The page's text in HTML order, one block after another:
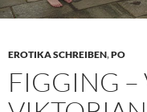
EROTIKA SCHREIBEN,PO
FIGGING –